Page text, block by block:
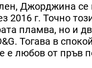
Джорджина
2016 г. Точно
пламва, но и
Тогава в
е любов от пръв